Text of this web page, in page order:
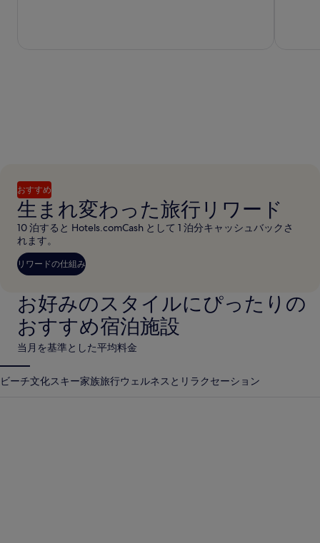
おすすめ
生まれ変わった旅行リワード
10 泊すると Hotels.comCash として 1 泊分キャッシュバックさ
れます。
リワードの仕組み
お好みのスタイルにぴったりの
おすすめ宿泊施設
当月を基準とした平均料金
ビーチ文化スキー家族旅行ウェルネスとリラクセーション